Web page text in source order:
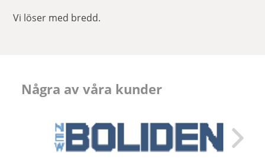
Vi löser med bredd.
Några av våra kunder